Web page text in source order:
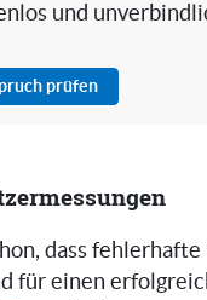
und
prüfen
dass fehlerhafte
für einen